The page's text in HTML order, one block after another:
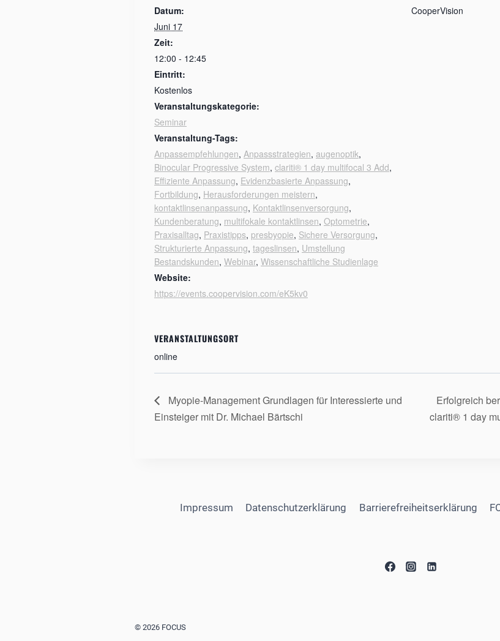
Datum:
Juni 17
Zeit:
12:00 - 12:45
Eintritt:
Kostenlos
Veranstaltungskategorie:
Seminar
Veranstaltung-Tags:
Anpass­empfehlungen, Anpassstrategien, augenoptik,
Binocular Progressive System, clariti® 1 day multifocal 3 Add,
Effiziente Anpassung, Evidenzbasierte Anpassung,
Fortbildung, Herausforderungen meistern,
kontaktlinsenanpassung, Kontaktlinsenversorgung,
Kundenberatung, multifokale kontaktlinsen, Optometrie,
Praxisalltag, Praxistipps, presbyopie, Sichere Versorgung,
Strukturierte Anpassung, tageslinsen, Umstellung
Bestandskunden, Webinar, Wissenschaftliche Studienlage
Website:
https://events.coopervision.com/eK5kv0
CooperVision
VERANSTALTUNGSORT
online
Myopie-Management Grundlagen für Interessierte und
Einsteiger mit Dr. Michael Bärtschi
Erfolgreich
clariti® 1 day
Impressum Datenschutzerklärung Barrierefreiheitserklärung
© 2026 FOCUS